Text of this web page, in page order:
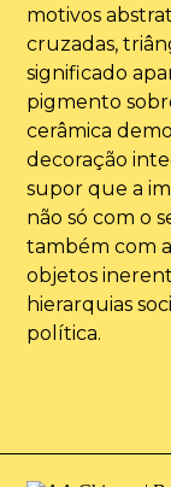
motivos
cruzadas,
significado
pigmento
cerâmica
decoração
supor que a
não só com o
também com
objetos
hierarquias
política.